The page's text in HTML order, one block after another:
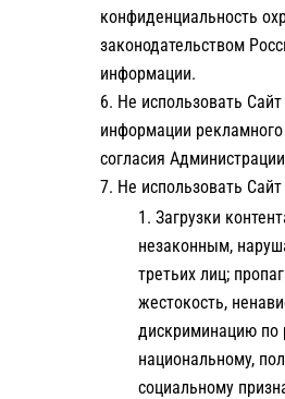
конфиденциальность
законодательством
информации.
Не использовать
информации
согласия
Не использовать
Загрузки
незаконным,
третьих лиц;
жестокость,
дискриминацию по
национальному,
социальному